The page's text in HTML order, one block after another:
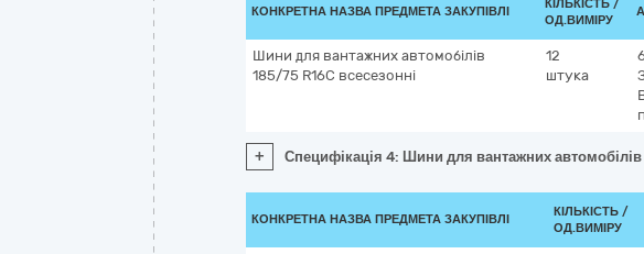
КОНКРЕТНА НАЗВА ПРЕДМЕТА ЗАКУПІВЛІ
КІЛЬКІСТЬ /
ОД.ВИМІРУ
Шини для вантажних автомобілів
185/75 R16C всесезонні
12
штука
+ Специфікація 4: Шини для вантажних автомобілів
КОНКРЕТНА НАЗВА ПРЕДМЕТА ЗАКУПІВЛІ
КІЛЬКІСТЬ /
ОД.ВИМІРУ